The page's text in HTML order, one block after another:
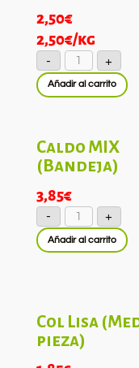
2,50€
2,50€/kg
-
Calabacin
cantidad+
Añadir al carrito
Caldo MIX
(Bandeja)
3,85€
-
Caldo
MIX
(Bandeja)
cantidad
+
Añadir al carrito
Col Lisa
pieza)